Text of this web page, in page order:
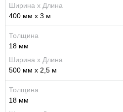
Ширина x Длина
400 мм x 3 м
Толщина
18 мм
Ширина x Длина
500 мм x 2,5 м
Толщина
18 мм